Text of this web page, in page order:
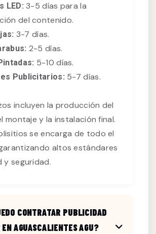
LED: 3-5 días para la
del contenido.
3-7 días.
2-5 días.
5-10 días.
Publicitarios: 5-7 días.
incluyen la producción del
montaje y la instalación final.
se encarga de todo el
altos estándares
y seguridad.
CONTRATAR PUBLICIDAD
AGUASCALIENTES AGU?